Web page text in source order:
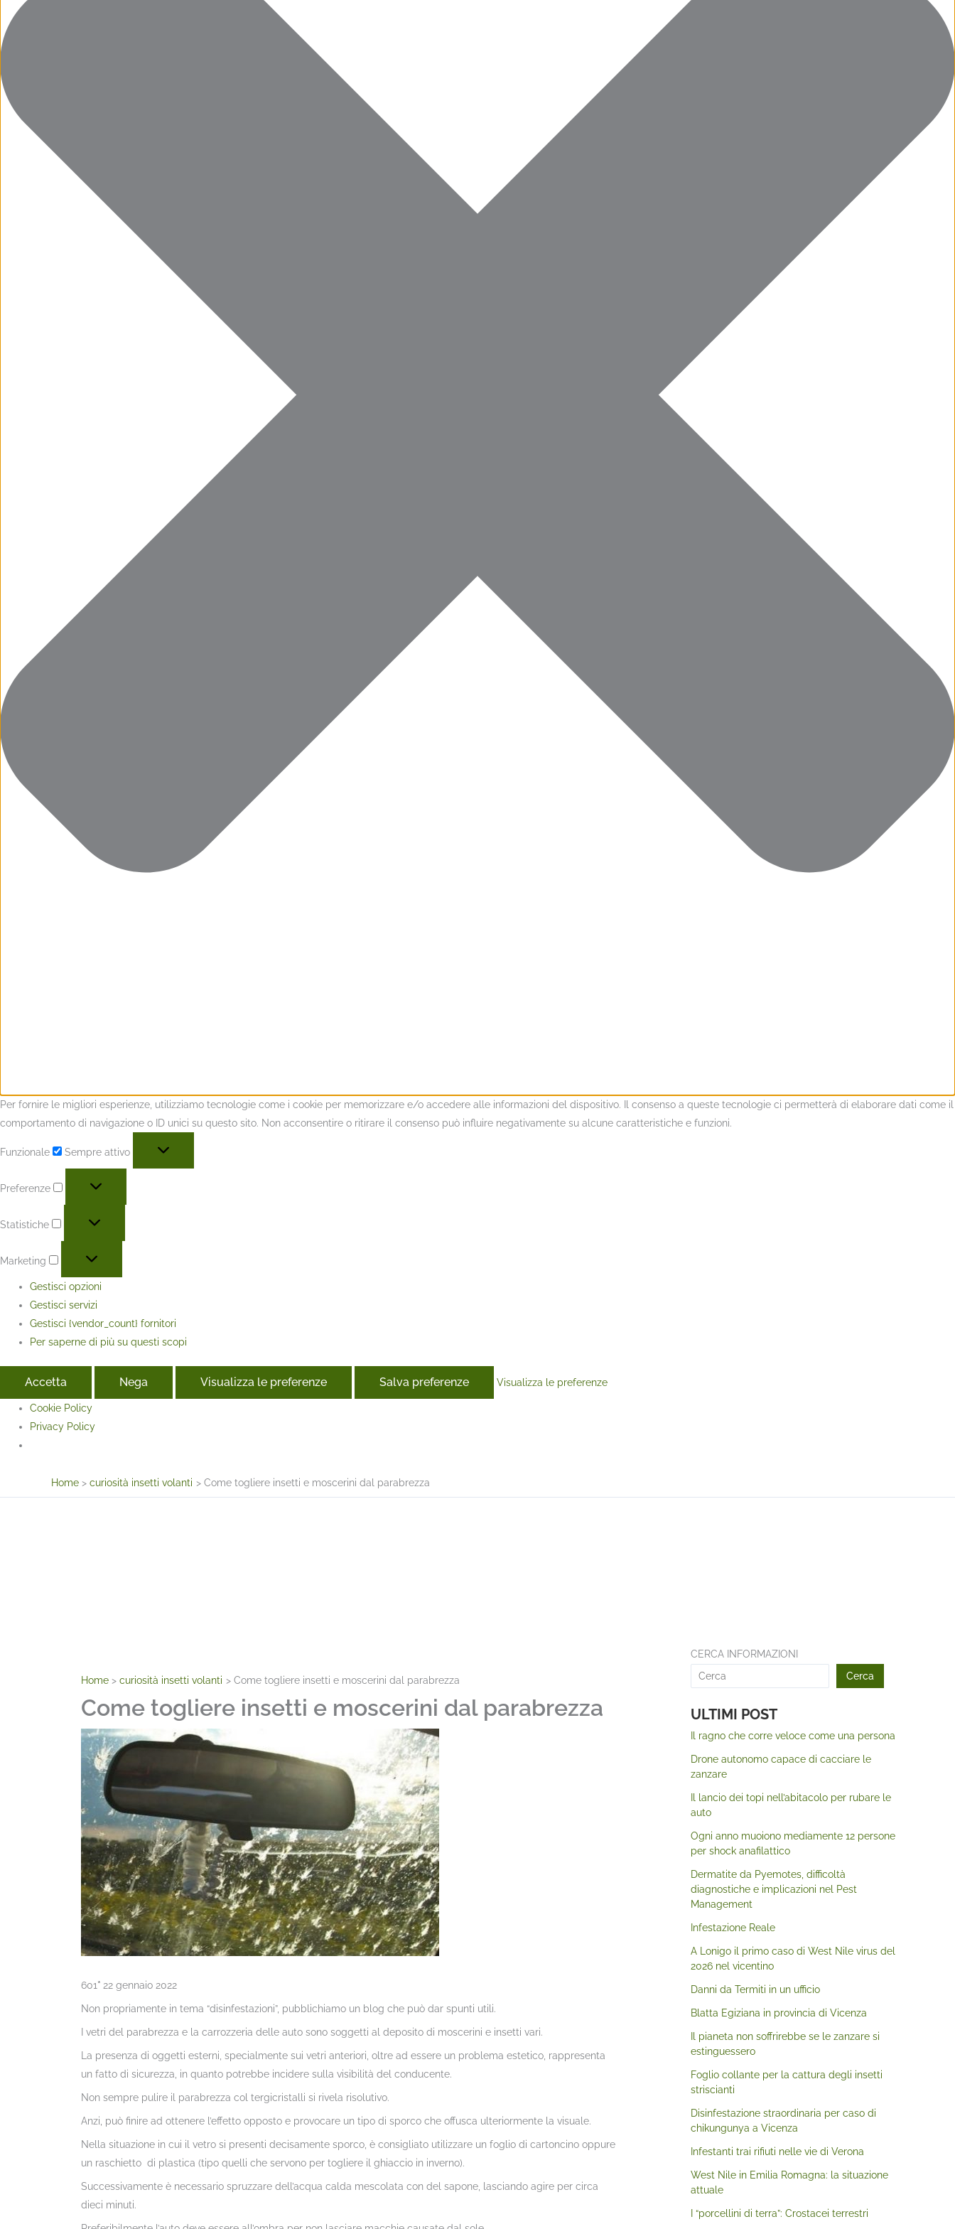
Per fornire le migliori esperienze, utilizziamo tecnologie come i cookie per memorizzare e/o accedere alle informazioni del dispositivo. Il consenso a queste tecnologie ci permetterà di elaborare dati come il
comportamento di navigazione o ID unici su questo sito. Non acconsentire o ritirare il consenso può influire negativamente su alcune caratteristiche e funzioni.
Funzionale Sempre attivo
Preferenze
Statistiche
Marketing
Gestisci opzioni
Gestisci servizi
Gestisci {vendor_count} fornitori
Per saperne di più su questi scopi
Accetta Nega Visualizza le preferenze Salva preferenze Visualizza le preferenze
Cookie Policy
Privacy Policy
Home curiosità insetti volanti Come togliere insetti e moscerini dal parabrezza
Home curiosità insetti volanti Come togliere insetti e moscerini dal parabrezza
Come togliere insetti e moscerini dal parabrezza
601* 22 gennaio 2022
Non propriamente in tema “disinfestazioni”, pubblichiamo un blog che può dar spunti utili.
I vetri del parabrezza e la carrozzeria delle auto sono soggetti al deposito di moscerini e insetti vari.
La presenza di oggetti esterni, specialmente sui vetri anteriori, oltre ad essere un problema estetico, rappresenta
un fatto di sicurezza, in quanto potrebbe incidere sulla visibilità del conducente.
Non sempre pulire il parabrezza col tergicristalli si rivela risolutivo.
Anzi, può finire ad ottenere l’effetto opposto e provocare un tipo di sporco che offusca ulteriormente la visuale.
Nella situazione in cui il vetro si presenti decisamente sporco, è consigliato utilizzare un foglio di cartoncino oppure
un raschietto di plastica (tipo quelli che servono per togliere il ghiaccio in inverno).
Successivamente è necessario spruzzare dell’acqua calda mescolata con del sapone, lasciando agire per circa
dieci minuti.
CERCA INFORMAZIONI
Cerca
ULTIMI POST
Il ragno che corre veloce come una persona
Drone autonomo capace di cacciare le
zanzare
Il lancio dei topi nell’abitacolo per rubare le
auto
Ogni anno muoiono mediamente 12 persone
per shock anafilattico
Dermatite da Pyemotes, difficoltà
diagnostiche e implicazioni nel Pest
Management
Infestazione Reale
A Lonigo il primo caso di West Nile virus del
2026 nel vicentino
Danni da Termiti in un ufficio
Blatta Egiziana in provincia di Vicenza
Il pianeta non soffrirebbe se le zanzare si
estinguessero
Foglio collante per la cattura degli insetti
striscianti
Disinfestazione straordinaria per caso di
chikungunya a Vicenza
Infestanti trai rifiuti nelle vie di Verona
West Nile in Emilia Romagna: la situazione
attuale
I “porcellini di terra”: Crostacei terrestri